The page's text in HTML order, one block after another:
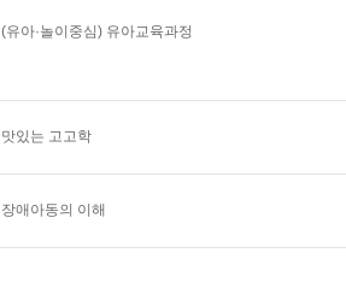
(유아·놀이중심) 유아교육과정
맛있는 고고학
장애아동의 이해